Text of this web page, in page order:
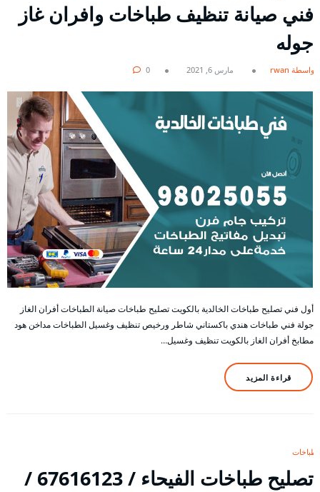
فني صيانة تنظيف طباخات وافران غاز
جوله
بواسطة rwan مارس 6, 2021 0
أول فني تصليح طباخات الخالدية بالكويت تصليح طباخات صيانة الطباخات أفران الغاز
جولة فني طباخات هندي باكستاني شاطر ورخيص تنظيف وغسيل الطباخات مداخن هود
مطابخ أفران الغاز بالكويت تنظيف وغسيل…
قراءة المزيد
طباخات
تصليح طباخات الفيحاء / 67616123 /